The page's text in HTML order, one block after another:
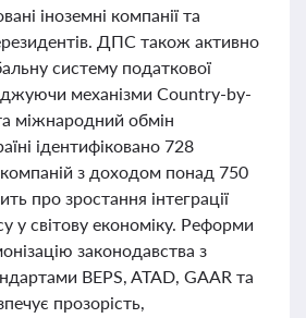
іноземні компанії та
ДПС також активно
систему податкової
механізми Country-by-
міжнародний обмін
ідентифіковано 728
з доходом понад 750
про зростання інтеграції
у світову економіку. Реформи
законодавства з
BEPS, ATAD, GAAR та
прозорість,